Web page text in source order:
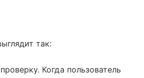
так:
Когда пользователь